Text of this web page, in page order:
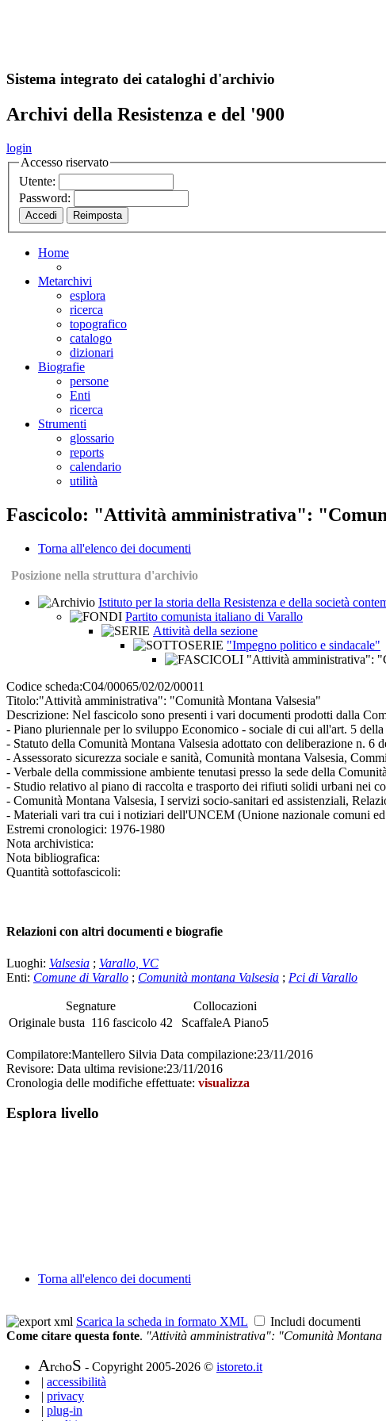
Sistema integrato dei cataloghi d'archivio
Archivi della Resistenza e del '900
login
Accesso riservato
Utente:
Password:
Home
Metarchivi
esplora
ricerca
topografico
catalogo
dizionari
Biografie
persone
Enti
ricerca
Strumenti
glossario
reports
calendario
utilità
Fascicolo: "Attività amministrativa":
Torna all'elenco dei documenti
Posizione nella struttura d'archivio
Istituto per la storia della Resistenza e della società
Partito comunista italiano di Varallo
Attività della sezione
"Impegno politico e sindacale"
"Attività amministrativa":
Codice scheda:C04/00065/02/02/00011
Titolo:"Attività amministrativa": "Comunità Montana Valsesia"
Descrizione: Nel fascicolo sono presenti i vari documenti prodotti dalla
- Piano pluriennale per lo sviluppo Economico - sociale di cui all'art. 5
- Statuto della Comunità Montana Valsesia adottato con deliberazione n. 6
- Assessorato sicurezza sociale e sanità, Comunità montana Valsesia,
- Verbale della commissione ambiente tenutasi presso la sede della
- Studio relativo al piano di raccolta e trasporto dei rifiuti solidi urbani nei
- Comunità Montana Valsesia, I servizi socio-sanitari ed assistenziali,
- Materiali vari tra cui i notiziari dell'UNCEM (Unione nazionale comuni
Estremi cronologici: 1976-1980
Nota archivistica:
Nota bibliografica:
Quantità sottofascicoli:
Relazioni con altri documenti e biografie
Luoghi: Valsesia ; Varallo, VC
Enti: Comune di Varallo ; Comunità montana Valsesia ; Pci di Varallo
Segnature
Originale busta 116 fascicolo 42
Collocazioni
ScaffaleA Piano5
Compilatore:Mantellero Silvia Data compilazione:23/11/2016
Revisore: Data ultima revisione:23/11/2016
Cronologia delle modifiche effettuate: visualizza
Esplora livello
Torna all'elenco dei documenti
Scarica la scheda in formato XML
Includi documenti
Come citare questa fonte. "Attività amministrativa": "Comunità Montana
ArchoS - Copyright 2005-2026 © istoreto.it
| accessibilità
| privacy
| plug-in